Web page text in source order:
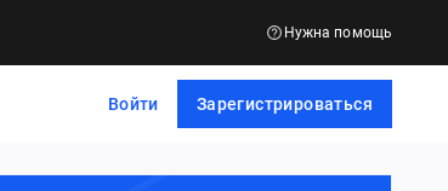
Нужна помощь
Войти Зарегистрироваться